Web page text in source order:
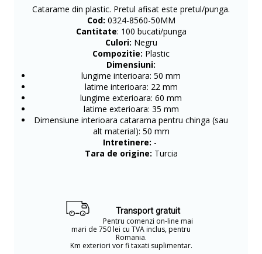
Catarame din plastic. Pretul afisat este pretul/punga.
Cod: 0324-8560-50MM
Cantitate: 100 bucati/punga
Culori: Negru
Compozitie: Plastic
Dimensiuni:
lungime interioara: 50 mm
latime interioara: 22 mm
lungime exterioara: 60 mm
latime exterioara: 35 mm
Dimensiune interioara catarama pentru chinga (sau
alt material): 50 mm
Intretinere: -
Tara de origine: Turcia
Transport gratuit
Pentru comenzi on-line mai
mari de 750 lei cu TVA inclus, pentru
Romania.
Km exteriori vor fi taxati suplimentar.